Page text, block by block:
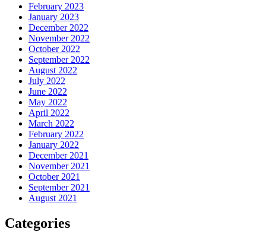
February 2023
January 2023
December 2022
November 2022
October 2022
September 2022
August 2022
July 2022
June 2022
May 2022
April 2022
March 2022
February 2022
January 2022
December 2021
November 2021
October 2021
September 2021
August 2021
Categories